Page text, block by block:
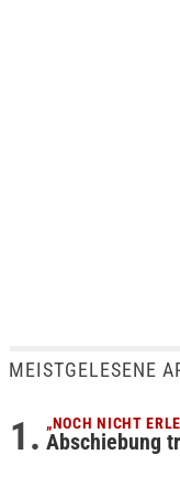
MEISTGELESENE
„NOCH NICHT
Abschiebung